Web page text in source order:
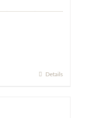
Details